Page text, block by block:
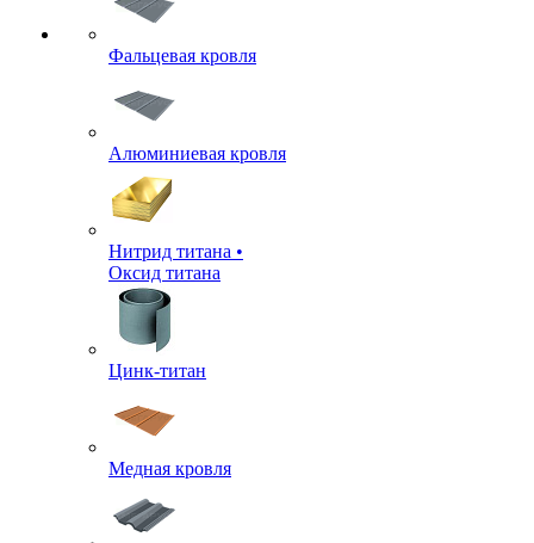
Фальцевая кровля
Алюминиевая кровля
Нитрид титана •
Оксид титана
Цинк-титан
Медная кровля